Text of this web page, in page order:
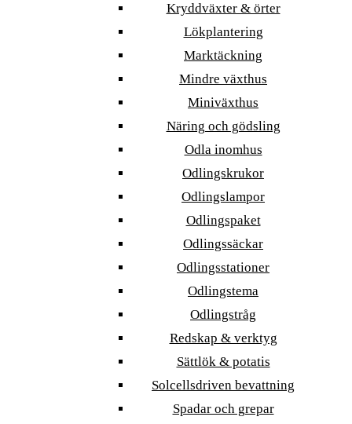
Kryddväxter & örter
Lökplantering
Marktäckning
Mindre växthus
Miniväxthus
Näring och gödsling
Odla inomhus
Odlingskrukor
Odlingslampor
Odlingspaket
Odlingssäckar
Odlingsstationer
Odlingstema
Odlingstråg
Redskap & verktyg
Sättlök & potatis
Solcellsdriven bevattning
Spadar och grepar